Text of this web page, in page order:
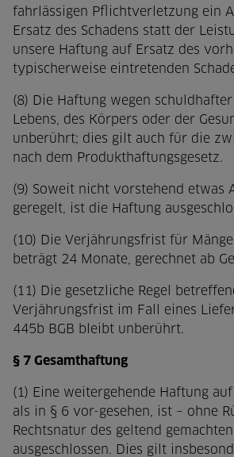
fahrlässigen Pflichtverletzung ein
Ersatz des Schadens statt der
unsere Haftung auf Ersatz des
typischerweise eintretenden
(8) Die Haftung wegen
Lebens, des Körpers oder der
unberührt; dies gilt auch für die
nach dem Produkthaftungsgesetz.
(9) Soweit nicht vorstehend etwas
geregelt, ist die Haftung
(10) Die Verjährungsfrist für
beträgt 24 Monate, gerechnet ab
(11) Die gesetzliche Regel
Verjährungsfrist im Fall eines
445b BGB bleibt unberührt.
§ 7 Gesamthaftung
(1) Eine weitergehende Haftung auf
als in § 6 vor-gesehen, ist – ohne
Rechtsnatur des geltend
ausgeschlossen. Dies gilt